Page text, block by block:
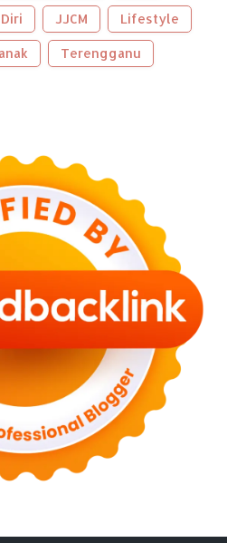
JJCM Lifestyle
Terengganu